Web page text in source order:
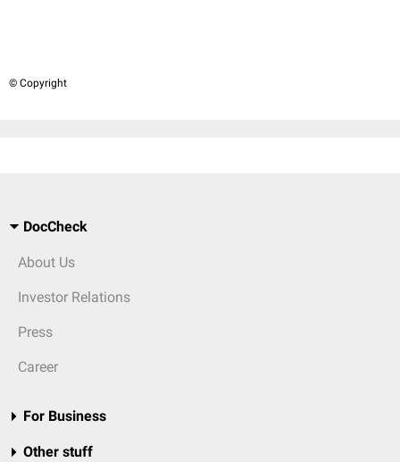
© Copyright
DocCheck
About Us
Investor Relations
Press
Career
For Business
Other stuff